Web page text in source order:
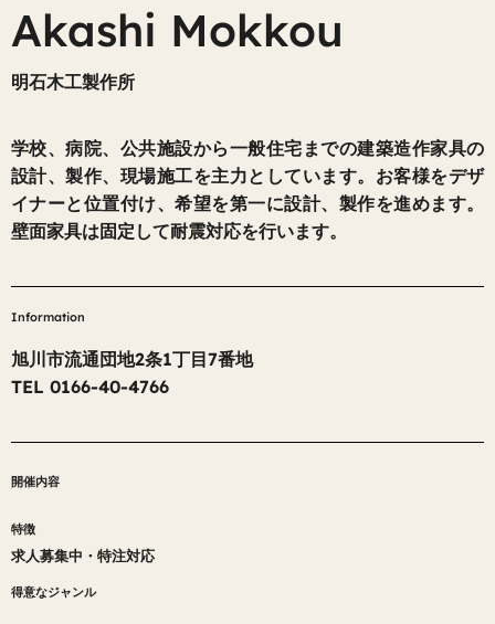
Akashi Mokkou
明石木工製作所
学校、病院、公共施設から一般住宅までの建築造作家具の
設計、製作、現場施工を主力としています。お客様をデザ
イナーと位置付け、希望を第一に設計、製作を進めます。
壁面家具は固定して耐震対応を行います。
Information
旭川市流通団地2条1丁目7番地
TEL 0166-40-4766
開催内容
特徴
求人募集中 ・ 特注対応
得意なジャンル